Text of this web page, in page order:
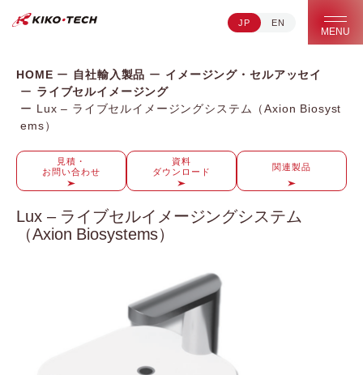
キコーテック株式会社 | ライフサイエンス研究への貢献
JP EN
MENU
HOME 自社輸入製品
イメージング・セルアッセイ
ライブセルイメージング
Lux – ライブセルイメージングシステム（Axion Biosyst
ems）
見積・
お問い合わせ
資料
ダウンロード
関連製品
Lux – ライブセルイメージングシステム
（Axion Biosystems）